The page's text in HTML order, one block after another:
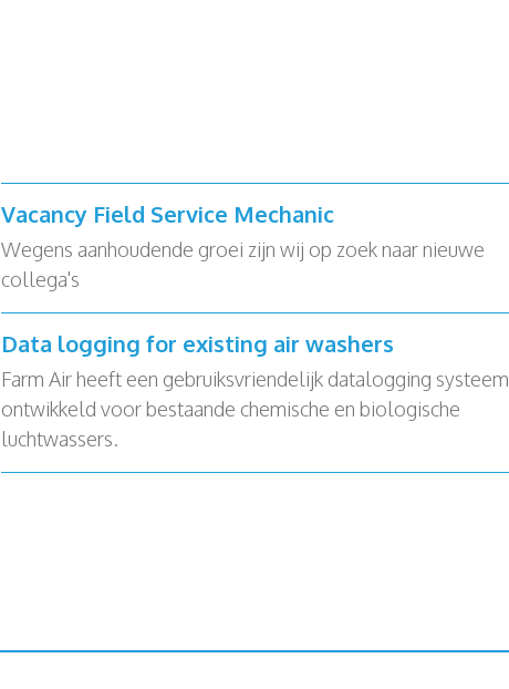
Vacancy Field Service Mechanic
Wegens aanhoudende groei zijn wij op zoek naar nieuwe
collega's
Data logging for existing air washers
Farm Air heeft een gebruiksvriendelijk datalogging systeem
ontwikkeld voor bestaande chemische en biologische
luchtwassers.